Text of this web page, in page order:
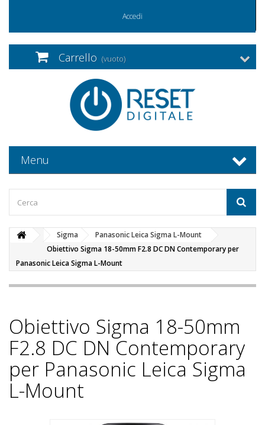
Accedi
Carrello (vuoto)
Menu
Sigma
Panasonic Leica Sigma L-Mount
Obiettivo Sigma 18-50mm F2.8 DC DN Contemporary per
Panasonic Leica Sigma L-Mount
Obiettivo Sigma 18-50mm
F2.8 DC DN Contemporary
per Panasonic Leica Sigma
L-Mount